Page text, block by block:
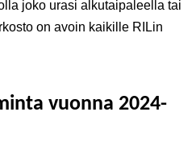
joko urasi alkutaipaleella tai
on avoin kaikille RILin
vuonna 2024-